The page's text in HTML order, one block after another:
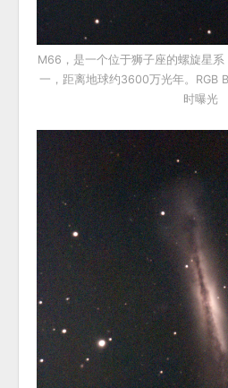
M66，是一个位于狮子座的螺旋星
一，距离地球约3600万光年。RGB
时曝光